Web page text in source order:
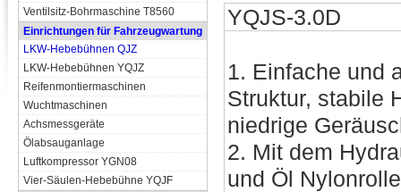
Ventilsitz-Bohrmaschine T8560
Einrichtungen für Fahrzeugwartung
LKW-Hebebühnen QJZ
LKW-Hebebühnen YQJZ
Reifenmontiermaschinen
Wuchtmaschinen
Achsmessgeräte
Ölabsauganlage
Luftkompressor YGN08
Vier-Säulen-Hebebühne YQJF
YQJS-3.0D
1. Einfache und
Struktur, stabile
niedrige
2. Mit dem
und Öl